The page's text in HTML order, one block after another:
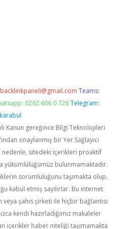
backlinkpaneli@gmail.com Teams:
0262 606 0 726 Telegram:
Kanun gereğince Bilgi Teknolojileri
onaylanmış bir Yer Sağlayıcı
sitedeki içerikleri proaktif
yükümlülüğümüz bulunmamaktadır.
sorumluluğunu taşımakta olup,
kabul etmiş sayılırlar. Bu internet
şahıs şirketi ile hiçbir bağlantısı
kendi hazırladığımız makaleler
içerikler haber niteliği taşımamakta